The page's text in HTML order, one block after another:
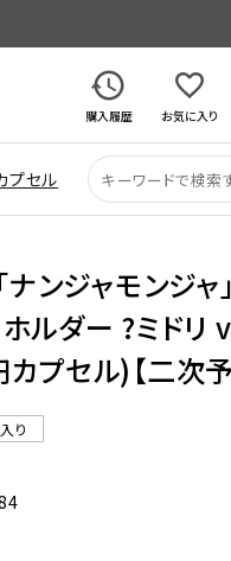
購入履歴
お気に入り
プセル
ナンジャモンジャ
ルダー ?ミドリ
プセル)【二次予
り